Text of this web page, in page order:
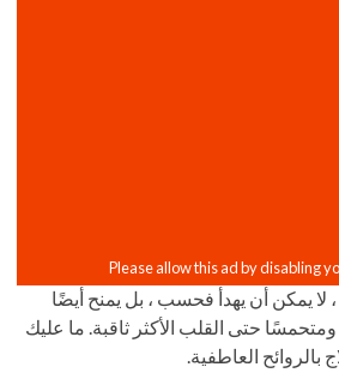
، لا يمكن أن يهدأ فحسب ، بل يمنح أيضًا
حتى القلب الأكثر ثاقبة. ما عليك
العاطفية.